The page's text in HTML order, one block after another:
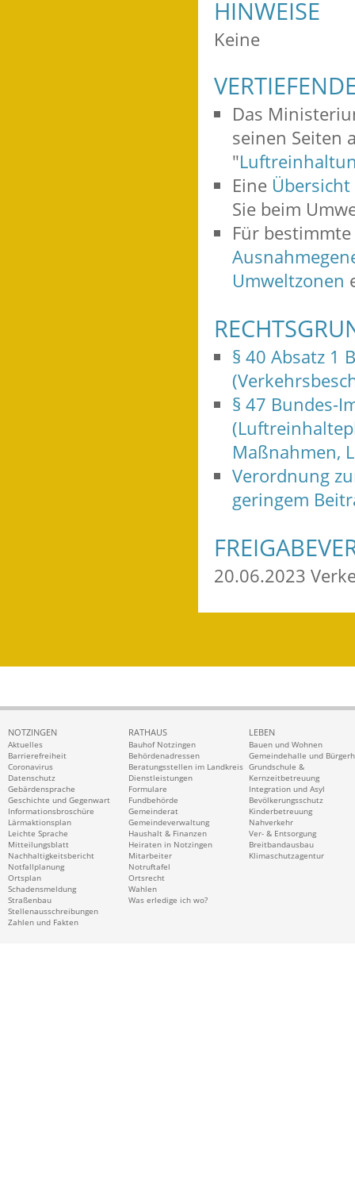
HINWEISE
Keine
Das
seinen Seiten
"
Eine
Sie beim
Für
Umweltzonen
§ 40 Absatz 1
§ 47 Bundes-
Maßnahmen,
Verordnung
geringem
20.06.2023
NOTZINGEN
Aktuelles
Barrierefreiheit
Coronavirus
Datenschutz
Gebärdensprache
Geschichte und Gegenwart
Informationsbroschüre
Lärmaktionsplan
Leichte Sprache
Mitteilungsblatt
Nachhaltigkeitsbericht
Notfallplanung
Ortsplan
Schadensmeldung
Straßenbau
Stellenausschreibungen
Zahlen und Fakten
RATHAUS
Bauhof Notzingen
Behördenadressen
Beratungsstellen im Landkreis
Dienstleistungen
Formulare
Fundbehörde
Gemeinderat
Gemeindeverwaltung
Haushalt & Finanzen
Heiraten in Notzingen
Mitarbeiter
Notruftafel
Ortsrecht
Wahlen
Was erledige ich wo?
LEBEN
Bauen und Wohnen
Gemeindehalle und
Grundschule &
Kernzeitbetreuung
Integration und Asyl
Bevölkerungsschutz
Kinderbetreuung
Nahverkehr
Ver- & Entsorgung
Breitbandausbau
Klimaschutzagentur